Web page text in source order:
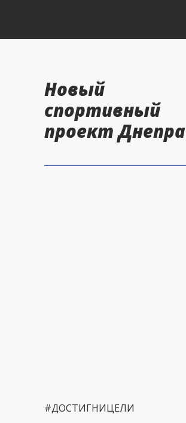
Новый
спортивный
проект Днепра
#ДОСТИГНИЦЕЛИ